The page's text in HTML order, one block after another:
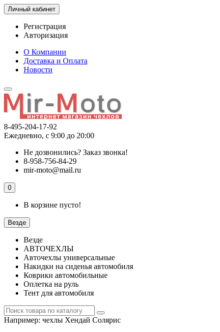
Личный кабинет
Регистрация
Авторизация
О Компании
Доставка и Оплата
Новости
8-495-204-17-92
Ежедневно, с 9:00 до 20:00
Не дозвонились? Заказ звонка!
8-958-756-84-29
mir-moto@mail.ru
0
В корзине пусто!
Везде
Везде
АВТОЧЕХЛЫ
Авточехлы универсальные
Накидки на сиденья автомобиля
Коврики автомобильные
Оплетка на руль
Тент для автомобиля
Например: чехлы Хендай Солярис